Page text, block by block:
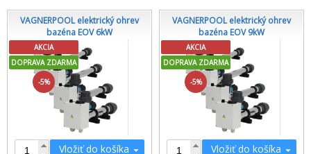
VAGNERPOOL elektrický ohrev
bazéna EOV 6kW
AKCIA
DOPRAVA ZDARMA
-5%
Vložiť do košíka
VAGNERPOOL elektrický ohrev
bazéna EOV 9kW
AKCIA
DOPRAVA ZDARMA
-5%
Vložiť do košíka